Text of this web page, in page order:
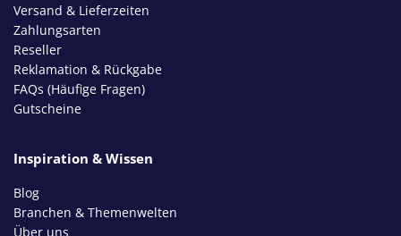
Versand & Lieferzeiten
Zahlungsarten
Reseller
Reklamation & Rückgabe
FAQs (Häufige Fragen)
Gutscheine
Inspiration & Wissen
Blog
Branchen & Themenwelten
Über uns